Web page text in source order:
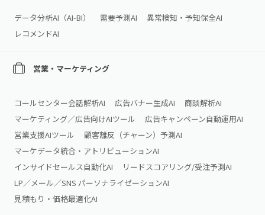
データ分析AI（AI‑BI） 需要予測AI
異常検知・予知保全AI
レコメンドAI
営業・マーケティング
コールセンター会話解析AI 広告バナー生成AI
商談解析AI
マーケティング／広告向けAIツール
広告キャンペーン自動運用AI
営業支援AIツール
顧客離反（チャーン）予測AI
マーケデータ統合・アトリビューションAI
インサイドセールス自動化AI
リードスコアリング/受注予測AI
LP／メール／SNS パーソナライゼーションAI
見積もり・価格最適化AI